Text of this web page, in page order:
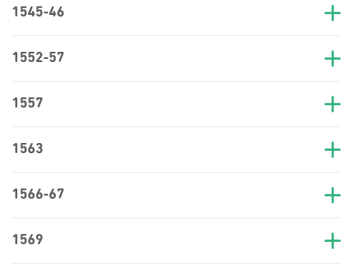
1545-46
1552-57
1557
1563
1566-67
1569